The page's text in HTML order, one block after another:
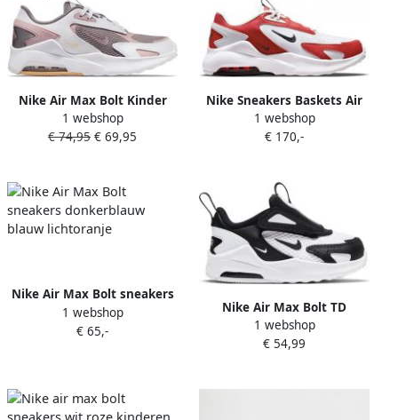
Nike Air Max Bolt Kinder
Sneakers Roze Wit
1 webshop
€ 74,95 € 69,95
Nike Sneakers Baskets Air
Max Bolt blanc rouge
1 webshop
€ 170,-
Nike Air Max Bolt sneakers
donkerblauw blauw
lichtoranje
1 webshop
€ 65,-
Nike Air Max Bolt TD
Sneakers White Black White
Kinderen
1 webshop
€ 54,99